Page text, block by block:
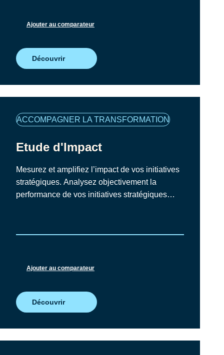
Ajouter au comparateur
Découvrir
Famille
programmes
ACCOMPAGNER LA TRANSFORMATION
Etude d'Impact
Mesurez et amplifiez l’impact de vos initiatives
stratégiques. Analysez objectivement la
performance de vos initiatives stratégiques
Ajouter au comparateur
Découvrir